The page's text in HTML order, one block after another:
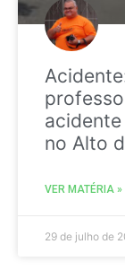
acidente
no Alto
VER MATÉRIA »
29 de julho de